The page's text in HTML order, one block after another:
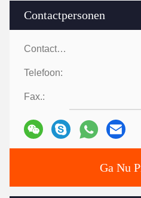
Contactpersonen
Contactpersonen:
Telefoon:
Fax.:
Ga Nu